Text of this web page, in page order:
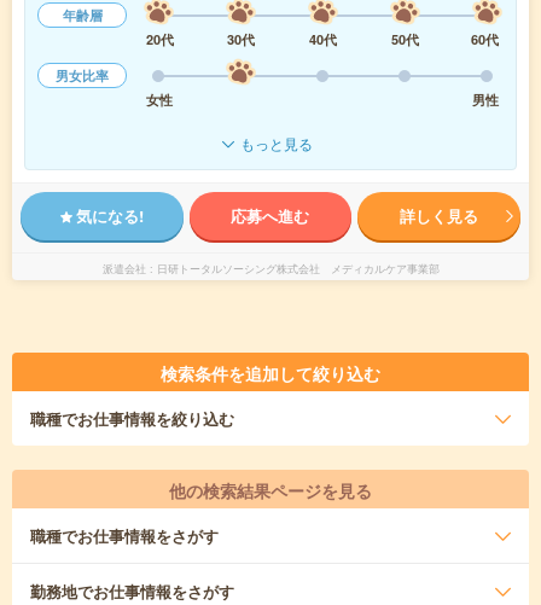
年齢層
20代
30代 40代 50代
60代
男女比率
女性
男性
もっと見る
気になる! 応募へ進む 詳しく見る
派遣会社 日研トータルソーシング株式会社 メディカルケア事業部
検索条件を追加して絞り込む
職種でお仕事情報を絞り込む
他の検索結果ページを見る
職種でお仕事情報をさがす
勤務地でお仕事情報をさがす